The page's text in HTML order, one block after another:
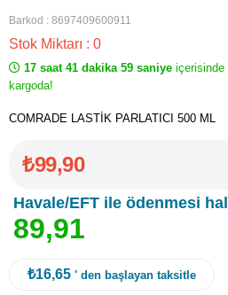
Barkod : 8697409600911
Stok Miktarı : 0
17 saat 41 dakika 59 saniye içerisinde
kargoda!
COMRADE LASTİK PARLATICI 500 ML
₺99,90
Havale/EFT ile ödenmesi
89,91
₺16,65 ' den başlayan taksitle